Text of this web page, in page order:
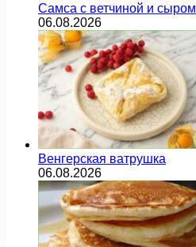
Самса с ветчиной и сыром
06.08.2026
Венгерская ватрушка
06.08.2026